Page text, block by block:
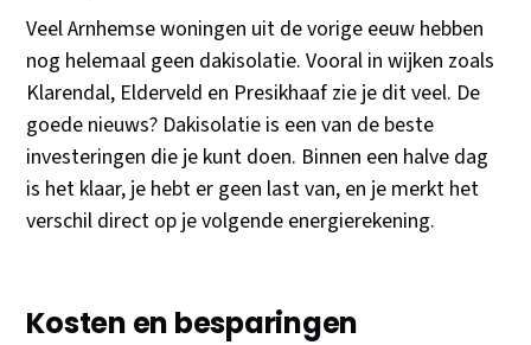
Veel Arnhemse woningen uit de vorige eeuw hebben
nog helemaal geen dakisolatie. Vooral in wijken zoals
Klarendal, Elderveld en Presikhaaf zie je dit veel. De
goede nieuws? Dakisolatie is een van de beste
investeringen die je kunt doen. Binnen een halve dag
is het klaar, je hebt er geen last van, en je merkt het
verschil direct op je volgende energierekening.
Kosten en besparingen